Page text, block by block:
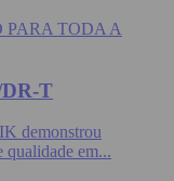
PARA TODA A
T
demonstrou
qualidade em...